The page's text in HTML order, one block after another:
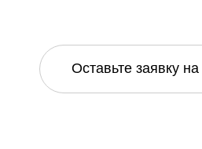
Оставьте заявку